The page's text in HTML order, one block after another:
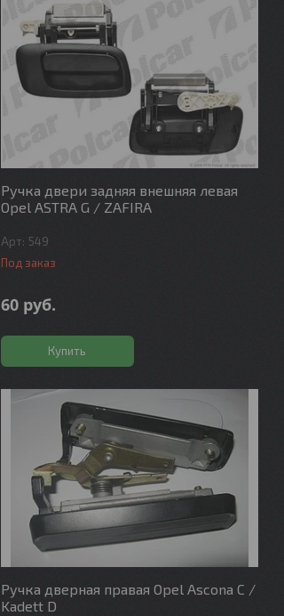
Ручка двери задняя внешняя левая
Opel ASTRA G / ZAFIRA
549
Под заказ
60 руб.
Купить
Ручка дверная правая Opel Ascona C /
Kadett D